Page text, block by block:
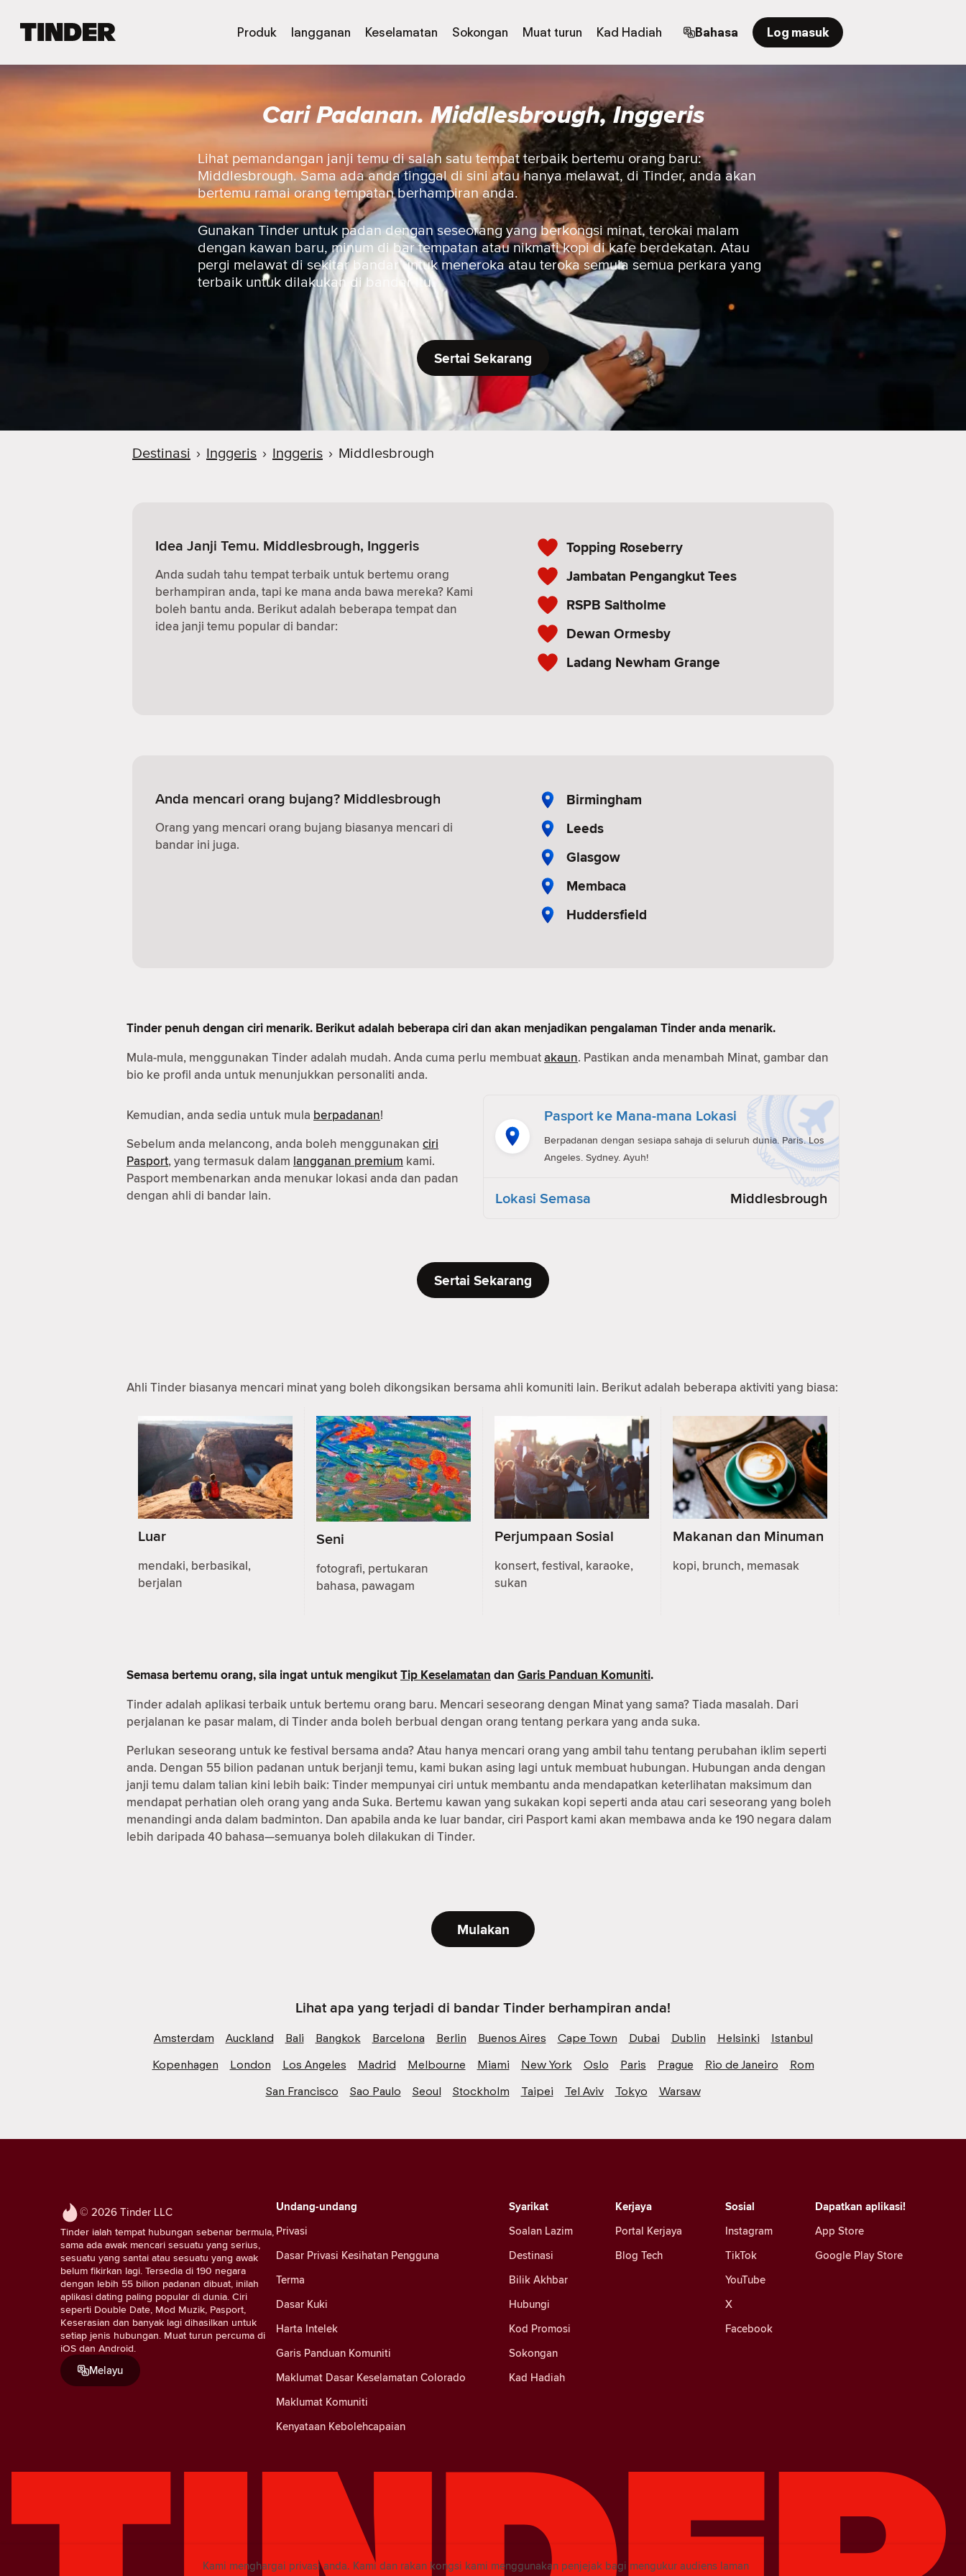
m
m
a
T
Produk langganan Keselamatan Sokongan Muat turun Kad Hadiah Bahasa Log masuk
Cari Padanan. Middlesbrough, Inggeris
Lihat pemandangan janji temu di salah satu tempat terbaik bertemu orang baru:
Middlesbrough. Sama ada anda tinggal di sini atau hanya melawat, di Tinder, anda akan
bertemu ramai orang tempatan berhampiran anda.
Gunakan Tinder untuk padan dengan seseorang yang berkongsi minat, terokai malam
dengan kawan baru, minum di bar tempatan atau nikmati kopi di kafe berdekatan. Atau
pergi melawat di sekitar bandar untuk meneroka atau teroka semula semua perkara yang
terbaik untuk dilakukan di bandar itu.
Sertai Sekarang
Destinasi › Inggeris › Inggeris › Middlesbrough
Idea Janji Temu. Middlesbrough, Inggeris
Anda sudah tahu tempat terbaik untuk bertemu orang
berhampiran anda, tapi ke mana anda bawa mereka? Kami
boleh bantu anda. Berikut adalah beberapa tempat dan
idea janji temu popular di bandar:
Topping Roseberry
Jambatan Pengangkut Tees
RSPB Saltholme
Dewan Ormesby
Ladang Newham Grange
Anda mencari orang bujang? Middlesbrough
Orang yang mencari orang bujang biasanya mencari di
bandar ini juga.
Birmingham
Leeds
Glasgow
Membaca
Huddersfield
Tinder penuh dengan ciri menarik. Berikut adalah beberapa ciri dan akan menjadikan pengalaman Tinder anda menarik.
Mula-mula, menggunakan Tinder adalah mudah. Anda cuma perlu membuatakaun. Pastikan anda menambah Minat, gambar dan
bio ke profil anda untuk menunjukkan personaliti anda.
Kemudian, anda sedia untuk mula berpadanan!
Sebelum anda melancong, anda boleh menggunakan ciri
Pasport, yang termasuk dalam langganan premium kami.
Pasport membenarkan anda menukar lokasi anda dan padan
dengan ahli di bandar lain.
Pasport ke Mana-mana Lokasi
Berpadanan dengan sesiapa sahaja di seluruh dunia. Paris. Los
Angeles. Sydney. Ayuh!
Lokasi Semasa Middlesbrough
Sertai Sekarang
Ahli Tinder biasanya mencari minat yang boleh dikongsikan bersama ahli komuniti lain. Berikut adalah beberapa aktiviti yang biasa:
Luar
mendaki, berbasikal,
berjalan
Seni
fotografi, pertukaran
bahasa, pawagam
Perjumpaan Sosial
konsert, festival, karaoke,
sukan
Makanan dan Minuman
kopi, brunch, memasak
Semasa bertemu orang, sila ingat untuk mengikutTip Keselamatan dan Garis Panduan Komuniti.
Tinder adalah aplikasi terbaik untuk bertemu orang baru. Mencari seseorang dengan Minat yang sama? Tiada masalah. Dari
perjalanan ke pasar malam, di Tinder anda boleh berbual dengan orang tentang perkara yang anda suka.
Perlukan seseorang untuk ke festival bersama anda? Atau hanya mencari orang yang ambil tahu tentang perubahan iklim seperti
anda. Dengan 55 bilion padanan untuk berjanji temu, kami bukan asing lagi untuk membuat hubungan. Hubungan anda dengan
janji temu dalam talian kini lebih baik: Tinder mempunyai ciri untuk membantu anda mendapatkan keterlihatan maksimum dan
mendapat perhatian oleh orang yang anda Suka. Bertemu kawan yang sukakan kopi seperti anda atau cari seseorang yang boleh
menandingi anda dalam badminton. Dan apabila anda ke luar bandar, ciri Pasport kami akan membawa anda ke 190 negara dalam
lebih daripada 40 bahasa—semuanya boleh dilakukan di Tinder.
Mulakan
Lihat apa yang terjadi di bandar Tinder berhampiran anda!
Amsterdam Auckland Bali Bangkok Barcelona Berlin Buenos Aires Cape Town Dubai Dublin Helsinki
Istanbul
Kopenhagen
London Los Angeles Madrid Melbourne Miami New York Oslo Paris Prague Rio de Janeiro
Rom
San Francisco
Sao Paulo Seoul Stockholm Taipei Tel Aviv Tokyo Warsaw
© 2026 Tinder LLC
Tinder ialah tempat hubungan sebenar bermula,
sama ada awak mencari sesuatu yang serius,
sesuatu yang santai atau sesuatu yang awak
belum fikirkan lagi. Tersedia di 190 negara
dengan lebih 55 bilion padanan dibuat, inilah
aplikasi dating paling popular di dunia. Ciri
seperti Double Date, Mod Muzik, Pasport,
Keserasian dan banyak lagi dihasilkan untuk
setiap jenis hubungan. Muat turun percuma di
iOS dan Android.
Melayu
Sosial
Instagram
TikTok
YouTube
X
Facebook
Undang-undang
Privasi
Dasar Privasi Kesihatan Pengguna
Terma
Dasar Kuki
Harta Intelek
Garis Panduan Komuniti
Maklumat Dasar Keselamatan Colorado
Maklumat Komuniti
Kenyataan Kebolehcapaian
Kerjaya
Portal Kerjaya
Blog Tech
Syarikat
Soalan Lazim
Destinasi
Bilik Akhbar
Hubungi
Kod Promosi
Sokongan
Kad Hadiah
Dapatkan aplikasi!
App Store
Google Play Store
Kami menghargai privasi anda. Kami dan rakan kongsi kami menggunakan penjejak bagi mengukur audiens laman